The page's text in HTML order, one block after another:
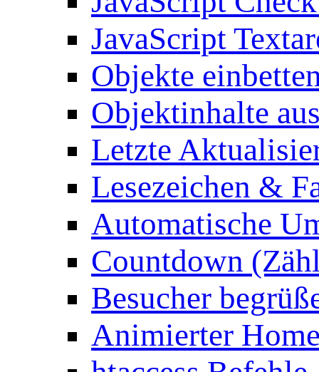
JavaScript
Objekte
Objektinhalte
Letzte
Lesezeichen &
Automatische
Countdown
Besucher
Animierter